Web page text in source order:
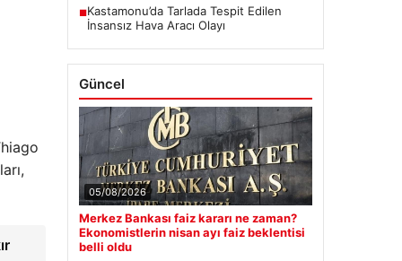
■Kastamonu’da Tarlada Tespit Edilen
İnsansız Hava Aracı Olayı
Güncel
05/08/2026
Merkez Bankası faiz kararı ne zaman?
Ekonomistlerin nisan ayı faiz beklentisi
belli oldu